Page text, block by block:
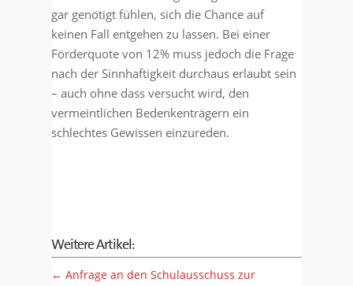
gar genötigt fühlen, sich die Chance auf
keinen Fall entgehen zu lassen. Bei einer
Förderquote von 12% muss jedoch die Frage
nach der Sinnhaftigkeit durchaus erlaubt sein
– auch ohne dass versucht wird, den
vermeintlichen Bedenkenträgern ein
schlechtes Gewissen einzureden.
Weitere Artikel:
← Anfrage an den Schulausschuss zur